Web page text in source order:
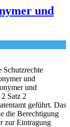
und
Schutzrechte
und
und
Satz 2
geführt. Das
die Berechtigung
zur Eintragung